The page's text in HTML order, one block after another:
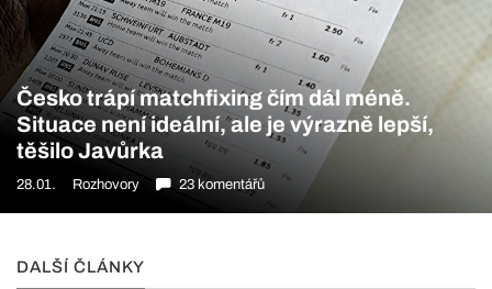
Česko trápí matchfixing čím dál méně.
Situace není ideální, ale je výrazně lepší,
těšilo Javůrka
28.01. Rozhovory 23 komentářů
DALŠÍ ČLÁNKY